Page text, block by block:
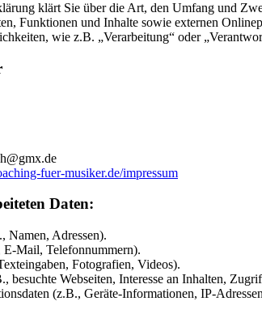
klärt Sie über die Art, den Umfang und
Funktionen und Inhalte sowie externen
wie z.B. „Verarbeitung“ oder
fuer-musiker.de/impressum
Daten:
Namen, Adressen).
Mail, Telefonnummern).
Fotografien, Videos).
besuchte Webseiten, Interesse an Inhalten,
(z.B., Geräte-Informationen, IP-